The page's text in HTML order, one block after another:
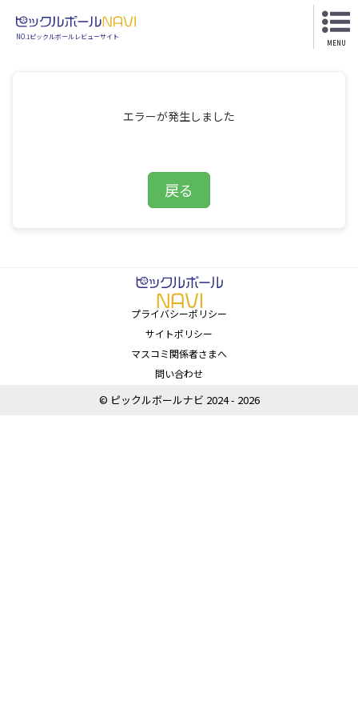
NO.1ピックルボールレビューサイト
MENU
エラーが発生しました
戻る
プライバシーポリシー
サイトポリシー
マスコミ関係者さまへ
問い合わせ
© ピックルボールナビ 2024 - 2026